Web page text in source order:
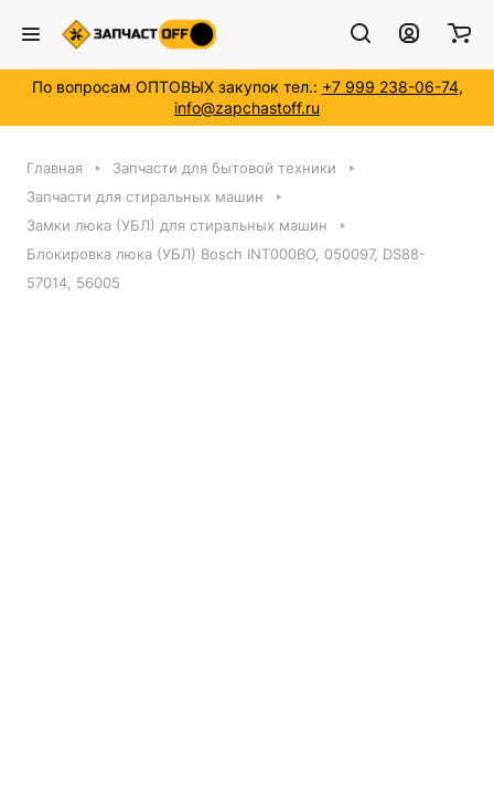
По вопросам ОПТОВЫХ закупок тел.: +7 999 238-06-74,
info@zapchastoff.ru
Главная
Запчасти для бытовой техники
Запчасти для стиральных машин
Замки люка (УБЛ) для стиральных машин
Блокировка люка (УБЛ) Bosch INT000BO, 050097, DS88-
57014, 56005